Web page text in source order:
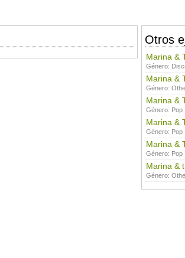
Otros
Marina &
Género:
Marina &
Género:
Marina &
Género: Pop
Marina &
Género: Pop
Marina &
Género: Pop
Marina &
Género: